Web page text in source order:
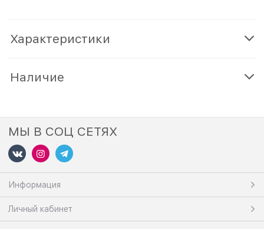
Характеристики
Наличие
МЫ В СОЦ СЕТЯХ
Информация
Личный кабинет